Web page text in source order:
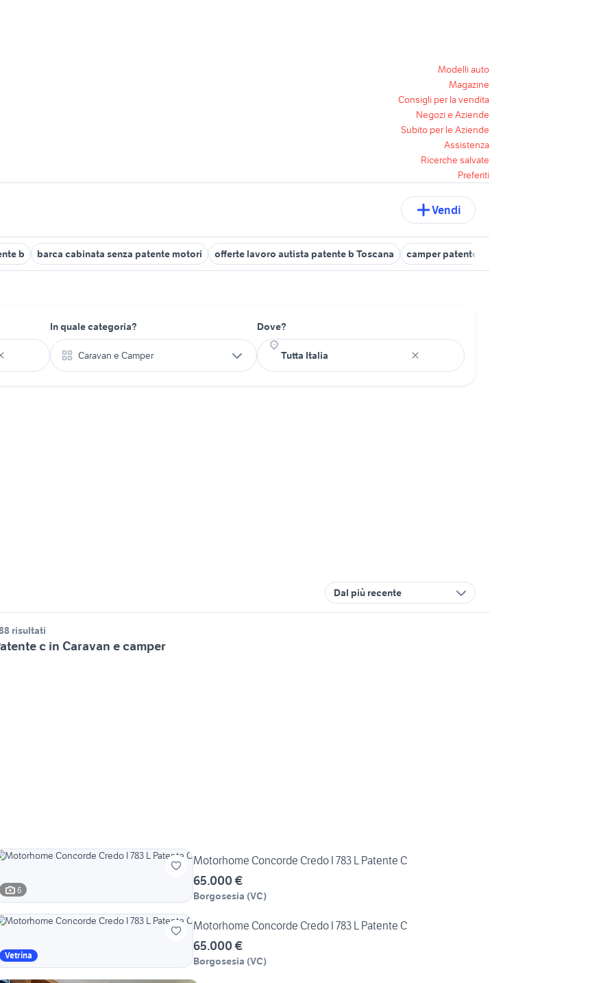
Modelli auto
Magazine
Consigli per la vendita
Negozi e Aziende
Subito per le Aziende
Assistenza
Ricerche salvate
Preferiti
Vendi
b barca cabinata senza patente motori offerte lavoro autista patente b Toscana camper patente c usato
In quale categoria?
Caravan e Camper
Dove?
Dal più recente
risultati
c in Caravan e camper
6
Motorhome Concorde Credo I 783 L Patente C
65.000 €
Borgosesia (VC)
Vetrina
Motorhome Concorde Credo I 783 L Patente C
65.000 €
Borgosesia (VC)